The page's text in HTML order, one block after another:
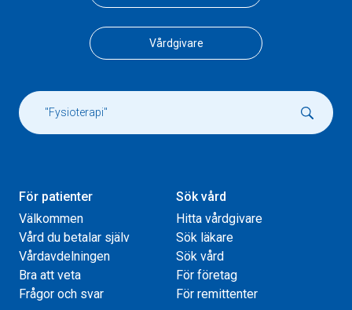
Vårdgivare
För patienter
Välkommen
Vård du betalar själv
Vårdavdelningen
Bra att veta
Frågor och svar
Sök vård
Hitta vårdgivare
Sök läkare
Sök vård
För företag
För remittenter